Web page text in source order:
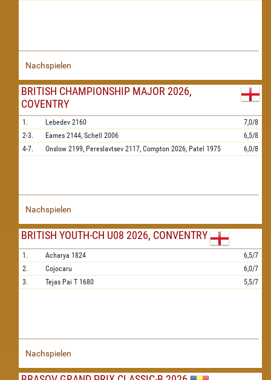
Nachspielen
BRITISH CHAMPIONSHIP MAJOR 2026,
COVENTRY
1. Lebedev 2160
7,0/8
2-3.
Eames 2144, Schell 2006
6,5/8
4-7.
Onslow 2199, Pereslavtsev 2117, Compton 2026, Patel 1975 6,0/8
Nachspielen
BRITISH YOUTH-CH U08 2026, CONVENTRY
1. Acharya 1824
6,5/7
2.
Cojocaru
6,0/7
3.
Tejas Pai T 1680 5,5/7
Nachspielen